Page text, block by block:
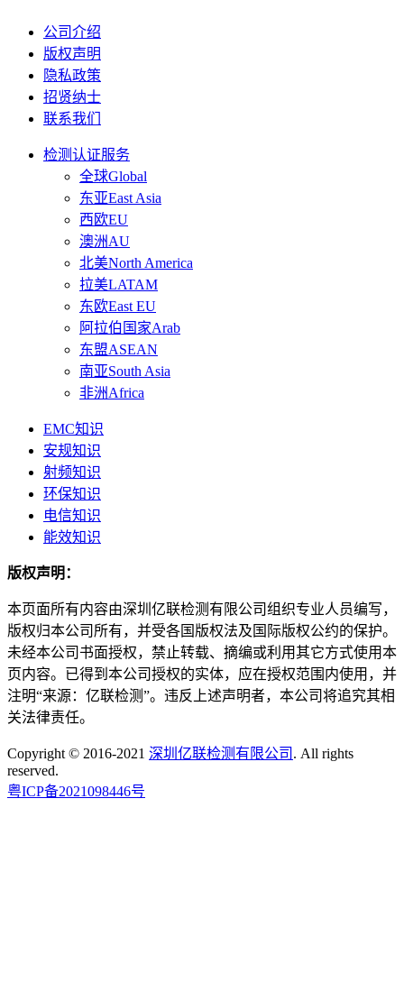
公司介绍
版权声明
隐私政策
招贤纳士
联系我们
检测认证服务
全球Global
东亚East Asia
西欧EU
澳洲AU
北美North America
拉美LATAM
东欧East EU
阿拉伯国家Arab
东盟ASEAN
南亚South Asia
非洲Africa
EMC知识
安规知识
射频知识
环保知识
电信知识
能效知识
版权声明：
本页面所有内容由深圳亿联检测有限公司组织专业人员编写，
版权归本公司所有，并受各国版权法及国际版权公约的保护。
未经本公司书面授权，禁止转载、摘编或利用其它方式使用本
页内容。已得到本公司授权的实体，应在授权范围内使用，并
注明“来源：亿联检测”。违反上述声明者，本公司将追究其相
关法律责任。
Copyright © 2016-2021 深圳亿联检测有限公司 . All rights
reserved.
粤ICP备2021098446号